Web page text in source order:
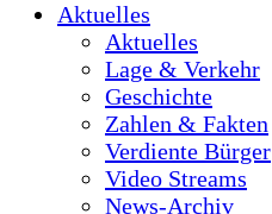
Aktuelles
Aktuelles
Lage & Verkehr
Geschichte
Zahlen & Fakten
Verdiente Bürger
Video Streams
News-Archiv